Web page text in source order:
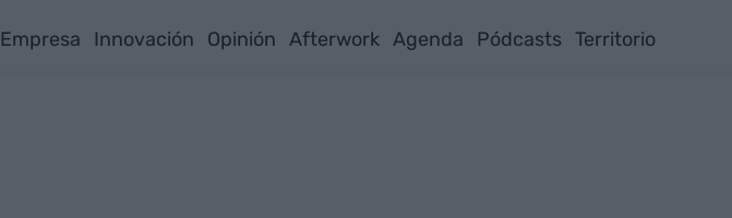
Empresa Innovación Opinión Afterwork Agenda Pódcasts Territorio